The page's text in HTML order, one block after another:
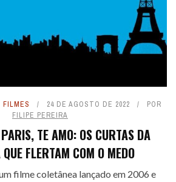
FILMES 24 DE AGOSTO DE 2022
POR
FILIPE PEREIRA
TE AMO: OS CURTAS DA
QUE FLERTAM COM O MEDO
filme coletânea lançado em 2006 e